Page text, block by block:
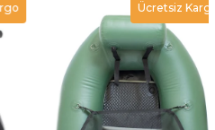
Ücretsiz Kargo